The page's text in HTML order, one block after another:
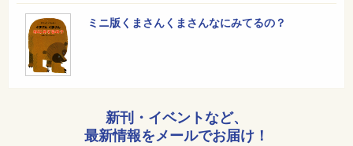
ミニ版くまさんくまさんなにみてるの？
新刊・イベントなど、
最新情報をメールでお届け！